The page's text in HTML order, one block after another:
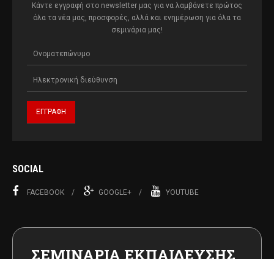
Κάντε εγγραφή στο newsletter μας για να λαμβάνετε πρώτος
όλα τα νέα μας, προσφορές, αλλά και ενημέρωση για όλα τα
σεμινάρια μας!
SOCIAL
FACEBOOK GOOGLE+ YOUTUBE
ΣΕΜΙΝΑΡΙΑ ΕΚΠΑΙΔΕΥΣΗΣ